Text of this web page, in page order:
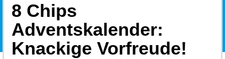
8 Chips
Adventskalender:
Knackige Vorfreude!